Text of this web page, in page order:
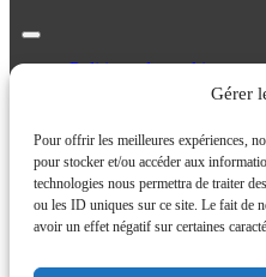
Gérer
Pour offrir les meilleures expériences,
pour stocker et/ou accéder aux
technologies nous permettra de traiter
ou les ID uniques sur ce site. Le fait de
avoir un effet négatif sur certaines
Politique de cookies